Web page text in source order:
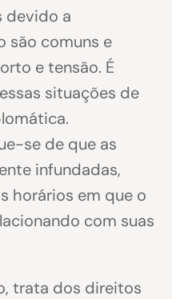
devido a
são comuns e
e tensão. É
situações de
se de que as
infundadas,
horários em que o
com suas
trata dos direitos